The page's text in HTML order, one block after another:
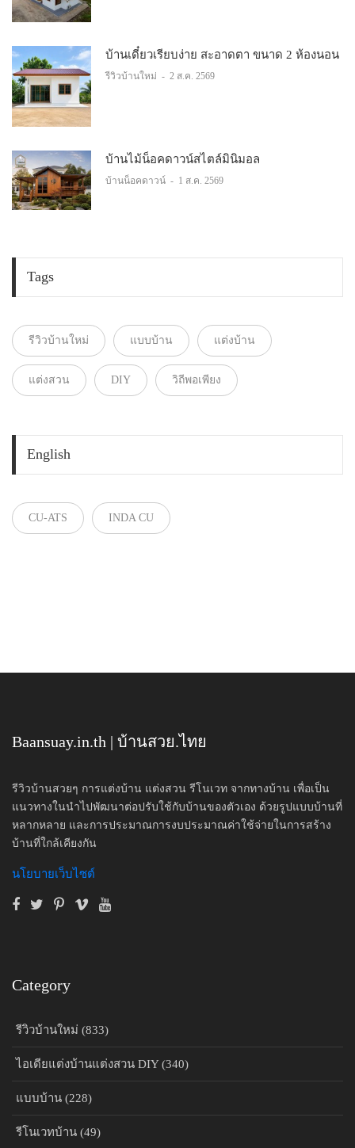
บ้านเดี๋ยวเรียบง่าย สะอาดตา ขนาด 2 ห้องนอน
รีวิวบ้านใหม่ - 2 ส.ค. 2569
บ้านไม้น็อคดาวน์สไตล์มินิมอล
บ้านน็อคดาวน์ - 1 ส.ค. 2569
Tags
รีวิวบ้านใหม่ แบบบ้าน แต่งบ้าน
แต่งสวน DIY วิถีพอเพียง
English
CU-ATS INDA CU
Baansuay.in.th | บ้านสวย.ไทย
รีวิวบ้านสวยๆ การแต่งบ้าน แต่งสวน รีโนเวท จากทางบ้าน เพื่อเป็น
แนวทางในนำไปพัฒนาต่อปรับใช้กับบ้านของตัวเอง ด้วยรูปแบบบ้านที่
หลากหลาย และการประมาณการงบประมาณค่าใช้จ่ายในการสร้าง
บ้านที่ใกล้เคียงกัน
นโยบายเว็บไซต์
Category
รีวิวบ้านใหม่ (833)
ไอเดียแต่งบ้านแต่งสวน DIY (340)
แบบบ้าน (228)
รีโนเวทบ้าน (49)